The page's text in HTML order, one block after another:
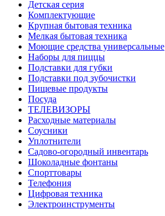
Детская серия
Комплектующие
Крупная бытовая техника
Мелкая бытовая техника
Моющие средства универсальные
Наборы для пиццы
Подставки для губки
Подставки под зубочистки
Пищевые продукты
Посуда
ТЕЛЕВИЗОРЫ
Расходные материалы
Соусники
Уплотнители
Садово-огородный инвентарь
Шоколадные фонтаны
Спорттовары
Телефония
Цифровая техника
Электроинструменты